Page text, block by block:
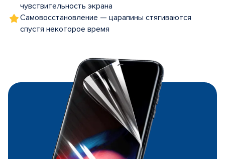
чувствительность экрана
Самовосстановление — царапины стягиваются
спустя некоторое время